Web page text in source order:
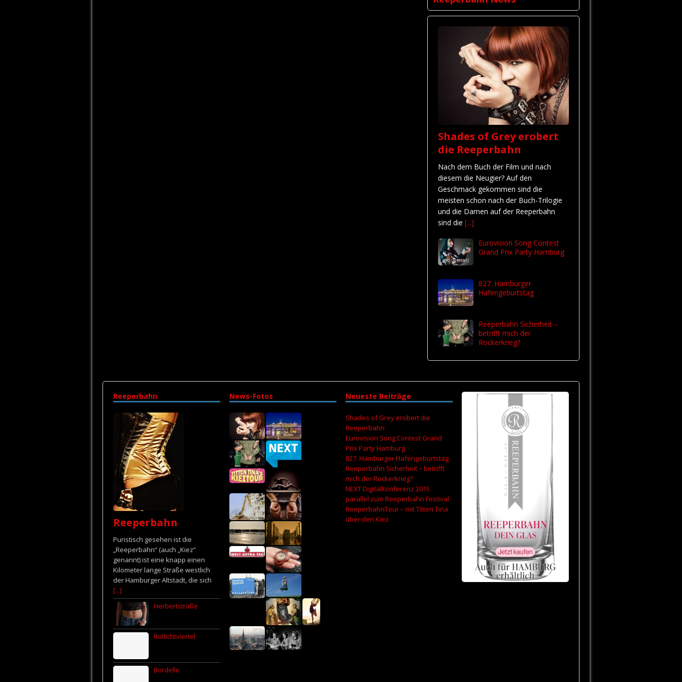
Shades of Grey erobert
die Reeperbahn
Nach dem Buch der Film und nach
diesem die Neugier? Auf den
Geschmack gekommen sind die
meisten schon nach der Buch-Trilogie
und die Damen auf der Reeperbahn
sind die [...]
Eurovision Song Contest
Grand Prix Party Hamburg
827. Hamburger
Hafengeburtstag
Reeperbahn Sicherheit –
betrifft mich der
Rockerkrieg?
Reeperbahn
Reeperbahn
Puristisch gesehen ist die
„Reeperbahn“ (auch „Kiez“
genannt) ist eine knapp einen
Kilometer lange Straße westlich
der Hamburger Altstadt, die sich
[...]
Herbertstraße
Rotlichtviertel
Bordelle
News-Fotos Neueste Beiträge
Shades of Grey erobert die
Reeperbahn
Eurovision Song Contest Grand
Prix Party Hamburg
827. Hamburger Hafengeburtstag
Reeperbahn Sicherheit – betrifft
mich der Rockerkrieg?
NEXT Digitalkonferenz 2015
parallel zum Reeperbahn Festival
ReeperbahnTour – mit Titten Tina
über den Kiez